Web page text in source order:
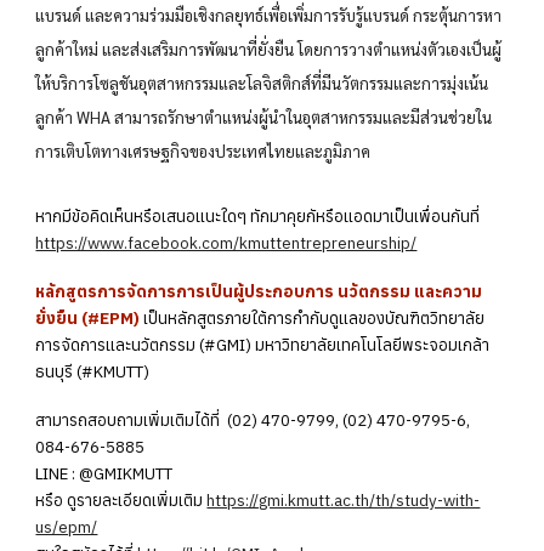
แบรนด์ และความร่วมมือเชิงกลยุทธ์เพื่อเพิ่มการรับรู้แบรนด์ กระตุ้นการหา
ลูกค้าใหม่ และส่งเสริมการพัฒนาที่ยั่งยืน โดยการวางตำแหน่งตัวเองเป็นผู้
ให้บริการโซลูชันอุตสาหกรรมและโลจิสติกส์ที่มีนวัตกรรมและการมุ่งเน้น
ลูกค้า WHA สามารถรักษาตำแหน่งผู้นำในอุตสาหกรรมและมีส่วนช่วยใน
การเติบโตทางเศรษฐกิจของประเทศไทยและภูมิภาค
หากมีข้อคิดเห็นหรือเสนอแนะใดๆ ทักมาคุยกัหรือแอดมาเป็นเพื่อนกันที่
https://www.facebook.com/kmuttentrepreneurship/
หลักสูตรการจัดการการเป็นผู้ประกอบการ นวัตกรรม และความ
ยั่งยืน (#EPM) เป็นหลักสูตรภายใต้การกำกับดูแลของบัณฑิตวิทยาลัย
การจัดการและนวัตกรรม (#GMI) มหาวิทยาลัยเทคโนโลยีพระจอมเกล้า
ธนบุรี (#KMUTT)
สามารถสอบถามเพิ่มเติมได้ที่ (02) 470-9799, (02) 470-9795-6,
084-676-5885
LINE : @GMIKMUTT
หรือ ดูรายละเอียดเพิ่มเติม https://gmi.kmutt.ac.th/th/study-with-
us/epm/